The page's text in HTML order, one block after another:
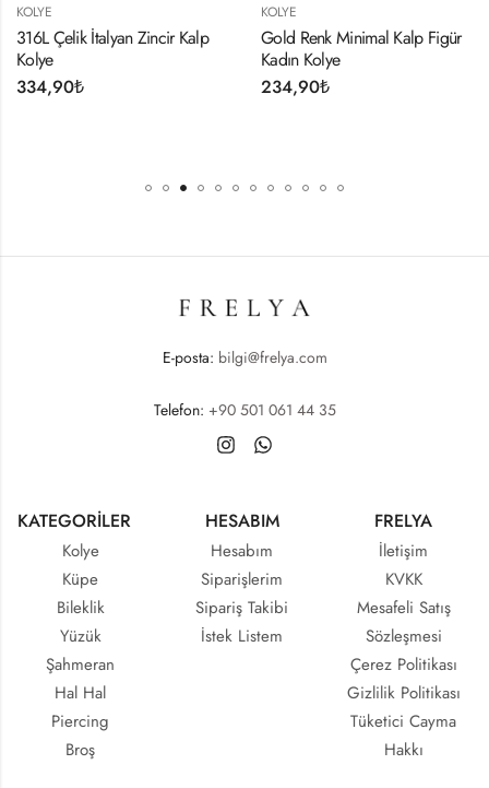
KOLYE
316L Çelik İtalyan Zincir Kalp
Kolye
334,90₺
KOLYE
Gold Renk Minimal Kalp Figür
Kadın Kolye
234,90₺
E-posta: bilgi@frelya.com
Telefon: +90 501 061 44 35
KATEGORİLER
Kolye
Küpe
Bileklik
Yüzük
Şahmeran
Hal Hal
Piercing
Broş
HESABIM
Hesabım
Siparişlerim
Sipariş Takibi
İstek Listem
FRELYA
İletişim
KVKK
Mesafeli Satış
Sözleşmesi
Çerez Politikası
Gizlilik Politikası
Tüketici Cayma
Hakkı